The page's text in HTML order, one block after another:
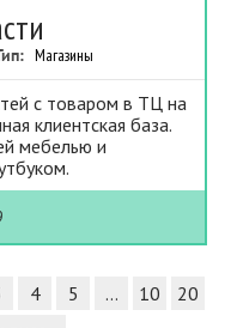
Магазины
с товаром в ТЦ на
клиентская база.
мебелью и
4 5 ... 10
20